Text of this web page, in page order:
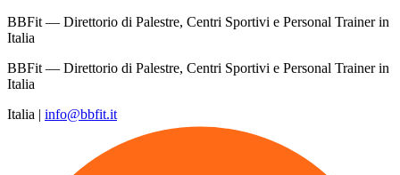
BBFit — Direttorio di Palestre, Centri Sportivi e Personal Trainer in
Italia
BBFit — Direttorio di Palestre, Centri Sportivi e Personal Trainer in
Italia
Italia | info@bbfit.it